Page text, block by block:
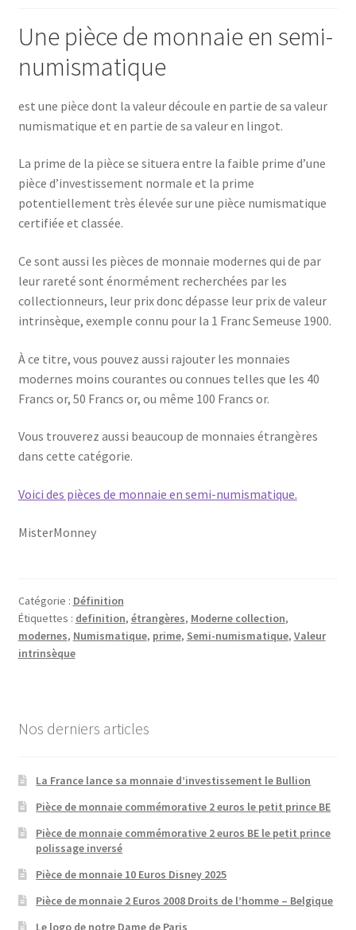
Une pièce de monnaie en semi-
numismatique
est une pièce dont la valeur découle en partie de sa valeur
numismatique et en partie de sa valeur en lingot.
La prime de la pièce se situera entre la faible prime d’une
pièce d’investissement normale et la prime
potentiellement très élevée sur une pièce numismatique
certifiée et classée.
Ce sont aussi les pièces de monnaie modernes qui de par
leur rareté sont énormément recherchées par les
collectionneurs, leur prix donc dépasse leur prix de valeur
intrinsèque, exemple connu pour la 1 Franc Semeuse 1900.
À ce titre, vous pouvez aussi rajouter les monnaies
modernes moins courantes ou connues telles que les 40
Francs or, 50 Francs or, ou même 100 Francs or.
Vous trouverez aussi beaucoup de monnaies étrangères
dans cette catégorie.
Voici des pièces de monnaie en semi-numismatique.
MisterMonney
Catégorie : Définition
Étiquettes : definition, étrangères, Moderne collection,
modernes, Numismatique, prime, Semi-numismatique, Valeur
intrinsèque
Nos derniers articles
La France lance sa monnaie d’investissement le Bullion
Pièce de monnaie commémorative 2 euros le petit prince BE
Pièce de monnaie commémorative 2 euros BE le petit prince
polissage inversé
Pièce de monnaie 10 Euros Disney 2025
Pièce de monnaie 2 Euros 2008 Droits de l’homme – Belgique
Le logo de notre Dame de Paris